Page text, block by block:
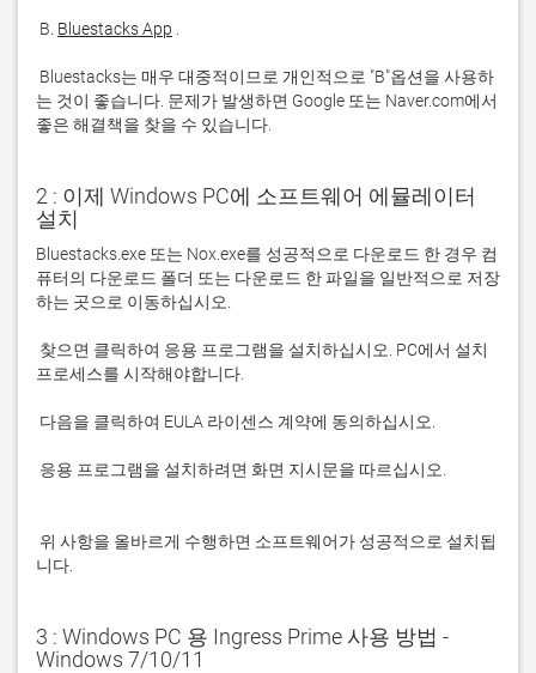
B. Bluestacks App
는 것이 좋습니다. 문제가 발생하면 Google 또는 Naver.com에서
좋은 해결책을 찾을 수 있습니다.
2 : 이제 Windows PC에 소프트웨어 에뮬레이터
설치
Bluestacks.exe 또는 Nox.exe를 성공적으로 다운로드 한 경우 컴
퓨터의 다운로드 폴더 또는 다운로드 한 파일을 일반적으로 저장
니다.
3 : Windows PC 용 Ingress Prime 사용 방법 -
Windows 7/10/11